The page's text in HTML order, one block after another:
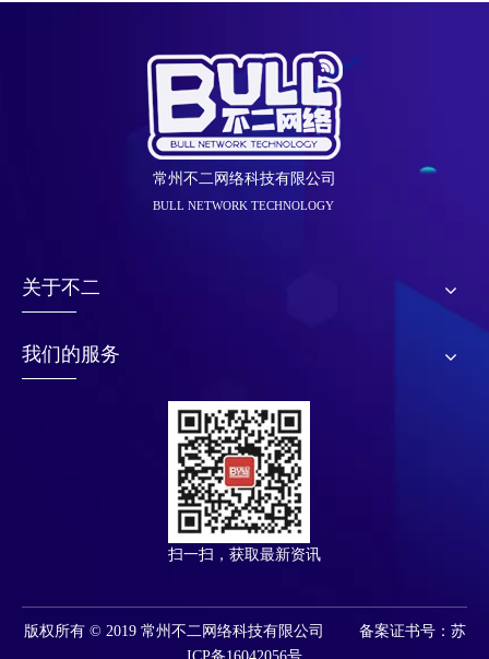
常州不二网络科技有限公司
BULL NETWORK TECHNOLOGY
关于不二
我们的服务
扫一扫，获取最新资讯
版权所有 © 2019 常州不二网络科技有限公司 备案证书号：苏